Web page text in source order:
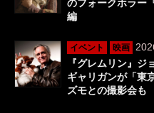
のフォークホラー
編
イベント 映画
『グレムリン』ジ
ギャリガンが「
ズモとの撮影会も